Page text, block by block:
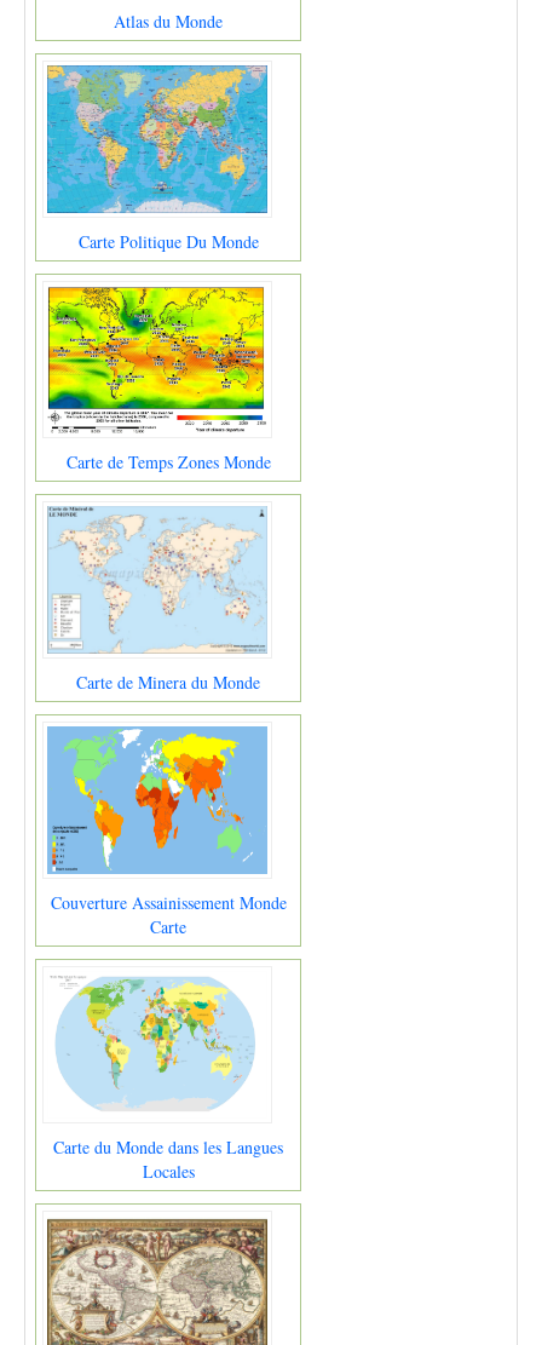
Atlas du Monde
Carte Politique Du Monde
Carte de Temps Zones Monde
Carte de Minera du Monde
Couverture Assainissement Monde
Carte
Carte du Monde dans les Langues
Locales